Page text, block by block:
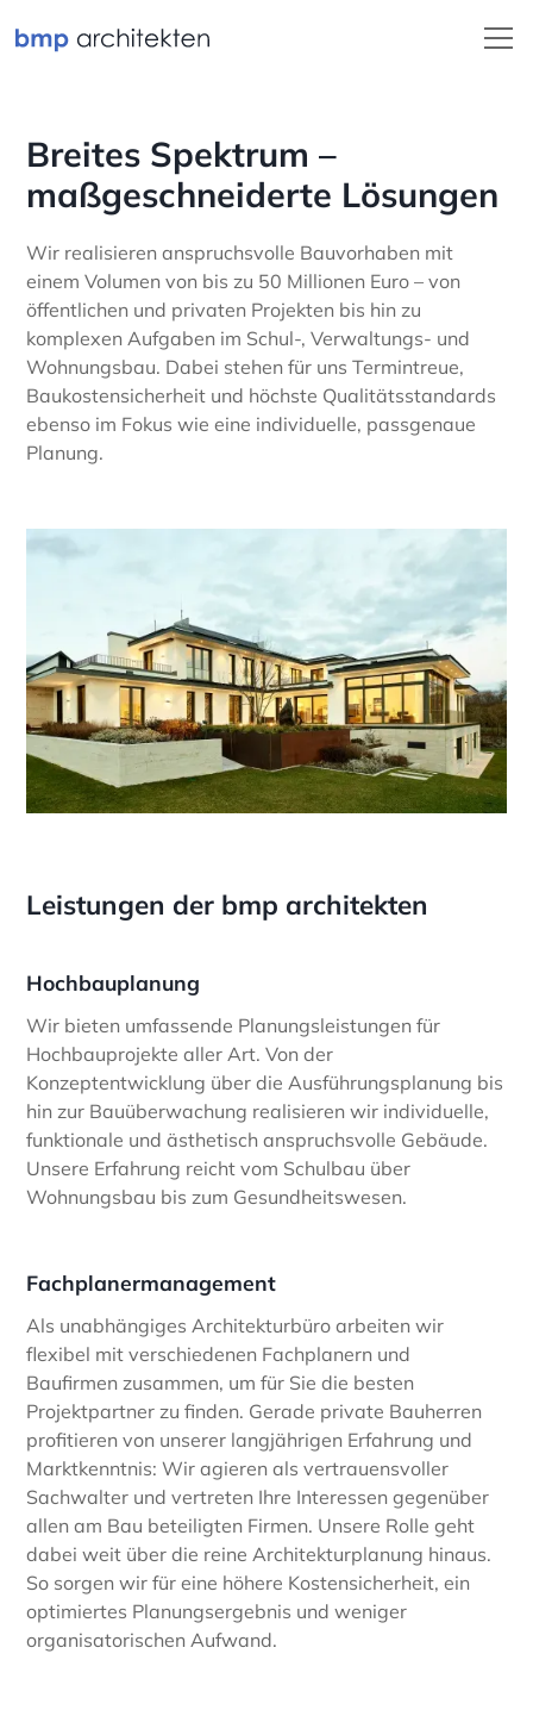
Breites Spektrum –
maßgeschneiderte Lösungen
Wir realisieren anspruchsvolle Bauvorhaben mit
einem Volumen von bis zu 50 Millionen Euro – von
öffentlichen und privaten Projekten bis hin zu
komplexen Aufgaben im Schul-, Verwaltungs- und
Wohnungsbau. Dabei stehen für uns Termintreue,
Baukostensicherheit und höchste Qualitätsstandards
ebenso im Fokus wie eine individuelle, passgenaue
Planung.
Leistungen der bmp architekten
Hochbauplanung
Wir bieten umfassende Planungsleistungen für
Hochbauprojekte aller Art. Von der
Konzeptentwicklung über die Ausführungsplanung bis
hin zur Bauüberwachung realisieren wir individuelle,
funktionale und ästhetisch anspruchsvolle Gebäude.
Unsere Erfahrung reicht vom Schulbau über
Wohnungsbau bis zum Gesundheitswesen.
Fachplanermanagement
Als unabhängiges Architekturbüro arbeiten wir
flexibel mit verschiedenen Fachplanern und
Baufirmen zusammen, um für Sie die besten
Projektpartner zu finden. Gerade private Bauherren
profitieren von unserer langjährigen Erfahrung und
Marktkenntnis: Wir agieren als vertrauensvoller
Sachwalter und vertreten Ihre Interessen gegenüber
allen am Bau beteiligten Firmen. Unsere Rolle geht
dabei weit über die reine Architekturplanung hinaus.
So sorgen wir für eine höhere Kostensicherheit, ein
optimiertes Planungsergebnis und weniger
organisatorischen Aufwand.